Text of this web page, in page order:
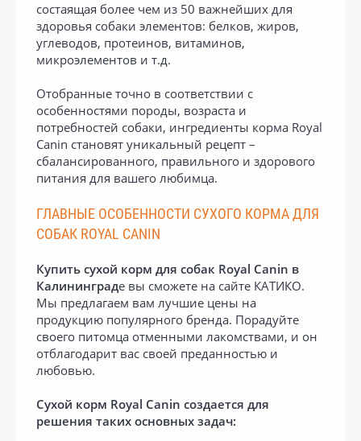
состаящая более чем из 50 важнейших для
здоровья собаки элементов: белков, жиров,
углеводов, протеинов, витаминов,
микроэлементов и т.д.
Отобранные точно в соответствии с
особенностями породы, возраста и
потребностей собаки, ингредиенты корма Royal
Canin становят уникальный рецепт –
сбалансированного, правильного и здорового
питания для вашего любимца.
ГЛАВНЫЕ ОСОБЕННОСТИ СУХОГО КОРМА ДЛЯ
СОБАК ROYAL CANIN
Купить сухой корм для собак Royal Canin в
Калининграде вы сможете на сайте КАТИКО.
Мы предлагаем вам лучшие цены на
продукцию популярного бренда. Порадуйте
своего питомца отменными лакомствами, и он
отблагодарит вас своей преданностью и
любовью.
Сухой корм Royal Canin создается для
решения таких основных задач: